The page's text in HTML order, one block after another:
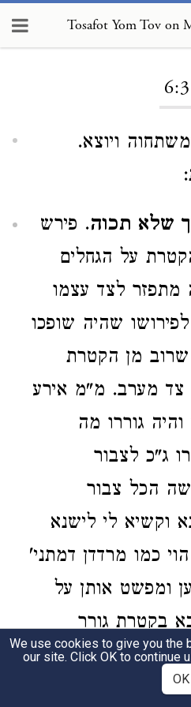
6:3
ויוצא.
שלא תכוה. פירש
על הגחלים
מתפזר לצד עצמו
שהיה שופכו
מן הקטרת
מערב. מ"מ אירע
גוררו מה
ג"כ לצבור
הכל צבור
וקשיא לי לישנא
כמו מרדדן דמתני'
ומפשט אותן על
בקטרת גורר
וכבר כתב הר"ב
ועוד
We use cookies to give you the
our site. Click OK to continue
OK